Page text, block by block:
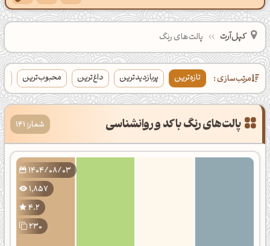
کپل‌آرت پالت‌های رنگ
مرتب‌سازی : تازه‌ترین پربازدیدترین داغ‌ترین محبوب‌ترین
پالت‌های رنگ با کد و روانشناسی شمار: 141
1404/08/03
1,857
4.2
230